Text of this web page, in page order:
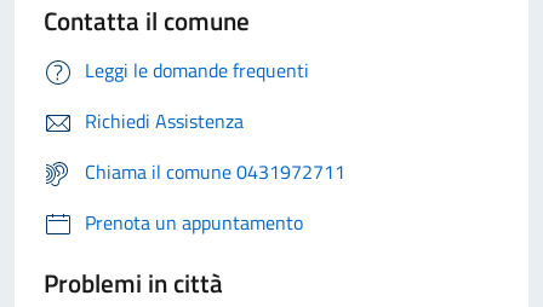
Contatta il comune
Leggi le domande frequenti
Richiedi Assistenza
Chiama il comune 0431972711
Prenota un appuntamento
Problemi in città